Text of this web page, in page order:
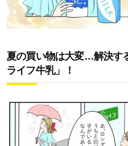
夏の買い物は大変…解決す
ライフ牛乳」！